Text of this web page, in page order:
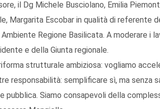
il Dg Michele Busciolano, Emilia
Margarita Escobar in qualità di referente
Regione Basilicata. A moderare i
e della Giunta regionale.
strutturale ambiziosa: vogliamo
responsabilità: semplificare sì, ma senza
pubblica. Siamo consapevoli della